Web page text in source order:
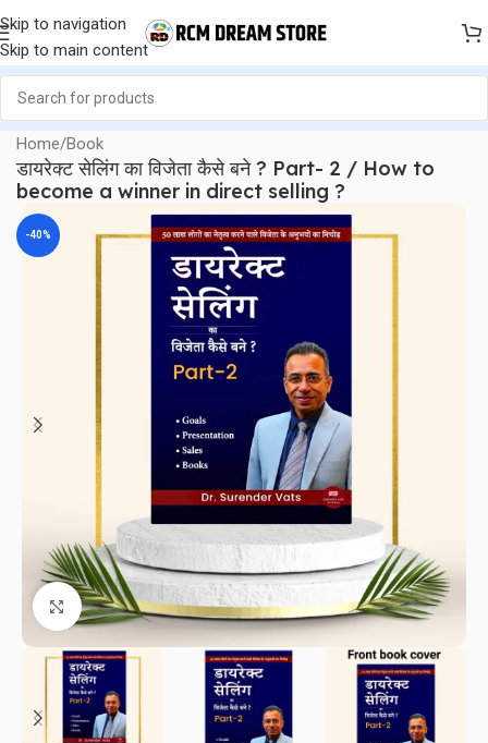
Skip to navigation
Skip to main content
Home/Book
डायरेक्ट सेलिंग का विजेता कैसे बने ? Part- 2 / How to
become a winner in direct selling ?
-40%
Click to enlarge